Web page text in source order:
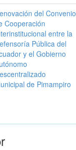
del Convenio
Cooperación
entre la
Pública del
y el Gobierno
de Pimampiro